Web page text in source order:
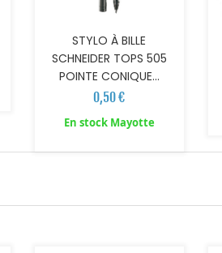
STYLO À BILLE
SCHNEIDER TOPS 505
POINTE CONIQUE...
0,50 €
En stock Mayotte